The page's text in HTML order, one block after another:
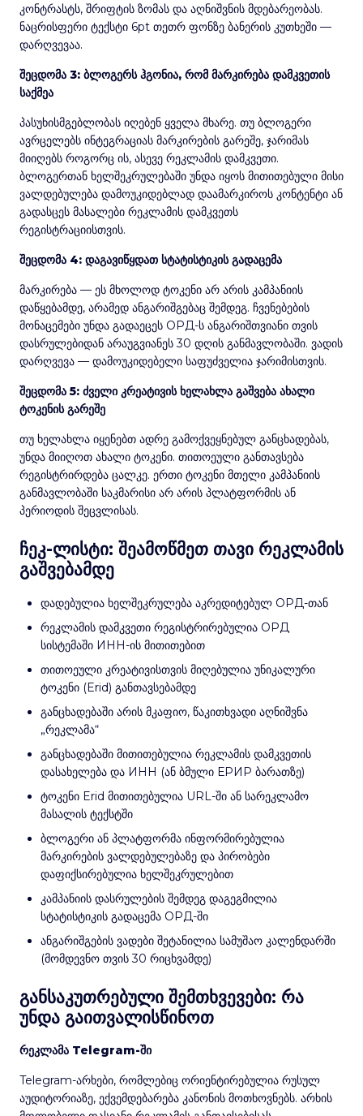
კონტრასტს, შრიფტის ზომას და აღნიშვნის მდებარეობას.
ნაცრისფერი ტექსტი 6pt თეთრ ფონზე ბანერის კუთხეში —
დარღვევაა.
შეცდომა 3: ბლოგერს ჰგონია, რომ მარკირება დამკვეთის
საქმეა
პასუხისმგებლობას იღებენ ყველა მხარე. თუ ბლოგერი
ავრცელებს ინტეგრაციას მარკირების გარეშე, ჯარიმას
მიიღებს როგორც ის, ასევე რეკლამის დამკვეთი.
ბლოგერთან ხელშეკრულებაში უნდა იყოს მითითებული მისი
ვალდებულება დამოუკიდებლად დაამარკიროს კონტენტი ან
გადასცეს მასალები რეკლამის დამკვეთს
რეგისტრაციისთვის.
შეცდომა 4: დაგავიწყდათ სტატისტიკის გადაცემა
მარკირება — ეს მხოლოდ ტოკენი არ არის კამპანიის
დაწყებამდე, არამედ ანგარიშგებაც შემდეგ. ჩვენებების
მონაცემები უნდა გადაეცეს ОРД-ს ანგარიშთვიანი თვის
დასრულებიდან არაუგვიანეს 30 დღის განმავლობაში. ვადის
დარღვევა — დამოუკიდებელი საფუძველია ჯარიმისთვის.
შეცდომა 5: ძველი კრეატივის ხელახლა გაშვება ახალი
ტოკენის გარეშე
თუ ხელახლა იყენებთ ადრე გამოქვეყნებულ განცხადებას,
უნდა მიიღოთ ახალი ტოკენი. თითოეული განთავსება
რეგისტრირდება ცალკე. ერთი ტოკენი მთელი კამპანიის
განმავლობაში საკმარისი არ არის პლატფორმის ან
პერიოდის შეცვლისას.
ჩეკ-ლისტი: შეამოწმეთ თავი რეკლამის
გაშვებამდე
დადებულია ხელშეკრულება აკრედიტებულ ОРД-თან
რეკლამის დამკვეთი რეგისტრირებულია ОРД
სისტემაში ИНН-ის მითითებით
თითოეული კრეატივისთვის მიღებულია უნიკალური
ტოკენი (Erid) განთავსებამდე
განცხადებაში არის მკაფიო, წაკითხვადი აღნიშვნა
„რეკლამა“
განცხადებაში მითითებულია რეკლამის დამკვეთის
დასახელება და ИНН (ან ბმული ЕРИР ბარათზე)
ტოკენი Erid მითითებულია URL-ში ან სარეკლამო
მასალის ტექსტში
ბლოგერი ან პლატფორმა ინფორმირებულია
მარკირების ვალდებულებაზე და პირობები
დაფიქსირებულია ხელშეკრულებით
კამპანიის დასრულების შემდეგ დაგეგმილია
სტატისტიკის გადაცემა ОРД-ში
ანგარიშგების ვადები შეტანილია სამუშაო კალენდარში
(მომდევნო თვის 30 რიცხვამდე)
განსაკუთრებული შემთხვევები: რა
უნდა გაითვალისწინოთ
რეკლამა Telegram-ში
Telegram-არხები, რომლებიც ორიენტირებულია რუსულ
აუდიტორიაზე, ექვემდებარება კანონის მოთხოვნებს. არხის